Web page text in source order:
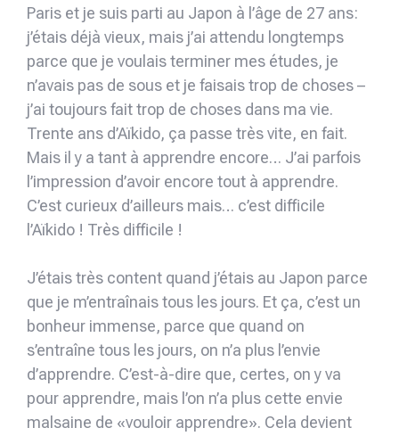
Paris et je suis parti au Japon à l’âge de 27 ans:
j’étais déjà vieux, mais j’ai attendu longtemps
parce que je voulais terminer mes études, je
n’avais pas de sous et je faisais trop de choses –
j’ai toujours fait trop de choses dans ma vie.
Trente ans d’Aïkido, ça passe très vite, en fait.
Mais il y a tant à apprendre encore… J’ai parfois
l’impression d’avoir encore tout à apprendre.
C’est curieux d’ailleurs mais… c’est difficile
l’Aïkido ! Très difficile !
J’étais très content quand j’étais au Japon parce
que je m’entraînais tous les jours. Et ça, c’est un
bonheur immense, parce que quand on
s’entraîne tous les jours, on n’a plus l’envie
d’apprendre. C’est-à-dire que, certes, on y va
pour apprendre, mais l’on n’a plus cette envie
malsaine de «vouloir apprendre». Cela devient